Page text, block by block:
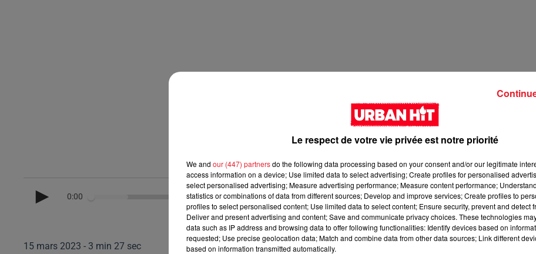
0:00 3 min 27 sec
15 mars 2023 - 3 min 27 sec
Le respect de votre vie privée est notre priorité
We and our (447) partnersdo the following data processing based on your consent and/or our legitimate
access information on a device; Use limited data to select advertising; Create profiles for personalised
select personalised advertising; Measure advertising performance; Measure content performance;
statistics or combinations of data from different sources; Develop and improve services; Create profiles to
profiles to select personalised content; Use limited data to select content; Ensure security, prevent and detect
Deliver and present advertising and content; Save and communicate privacy choices. These technologies
data such as IP address and browsing data to offer following functionalities: Identify devices based on
requested; Use precise geolocation data; Match and combine data from other data sources; Link different
based on information transmitted automatically.